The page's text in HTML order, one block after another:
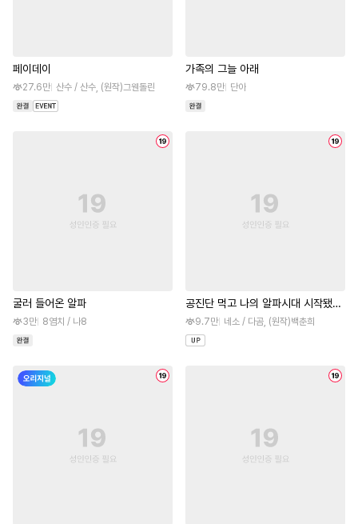
페이데이
27.6만 산수 / 산수, (원작)그웬돌린
가족의 그늘 아래
79.8만 단아
굴러 들어온 알파
3만 8염치 / 나8
공진단 먹고 나의 알파시대 시작됐다
[완전판]
9.7만 네소 / 다곰, (원작)백춘희